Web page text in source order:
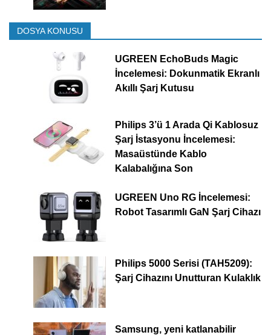
DOSYA KONUSU
UGREEN EchoBuds Magic
İncelemesi: Dokunmatik Ekranlı
Akıllı Şarj Kutusu
Philips 3’ü 1 Arada Qi Kablosuz
Şarj İstasyonu İncelemesi:
Masaüstünde Kablo
Kalabalığına Son
UGREEN Uno RG İncelemesi:
Robot Tasarımlı GaN Şarj Cihazı
Philips 5000 Serisi (TAH5209):
Şarj Cihazını Unutturan Kulaklık
Samsung, yeni katlanabilir